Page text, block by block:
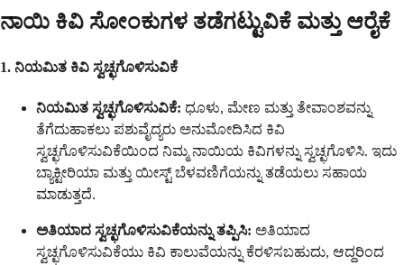
ನಾಯಿ ಕಿವಿ ಸೋಂಕುಗಳ ತಡೆಗಟ್ಟುವಿಕೆ ಮತ್ತು ಆರೈಕೆ
1. ನಿಯಮಿತ ಕಿವಿ ಸ್ವಚ್ಛಗೊಳಿಸುವಿಕೆ
ನಿಯಮಿತ ಸ್ವಚ್ಛಗೊಳಿಸುವಿಕೆ: ಧೂಳು, ಮೇಣ ಮತ್ತು ತೇವಾಂಶವನ್ನು
ತೆಗೆದುಹಾಕಲು ಪಶುವೈದ್ಯರು ಅನುಮೋದಿಸಿದ ಕಿವಿ
ಸ್ವಚ್ಛಗೊಳಿಸುವಿಕೆಯಿಂದ ನಿಮ್ಮ ನಾಯಿಯ ಕಿವಿಗಳನ್ನು ಸ್ವಚ್ಛಗೊಳಿಸಿ. ಇದು
ಬ್ಯಾಕ್ಟೀರಿಯಾ ಮತ್ತು ಯೀಸ್ಟ್ ಬೆಳವಣಿಗೆಯನ್ನು ತಡೆಯಲು ಸಹಾಯ
ಮಾಡುತ್ತದೆ.
ಅತಿಯಾದ ಸ್ವಚ್ಛಗೊಳಿಸುವಿಕೆಯನ್ನು ತಪ್ಪಿಸಿ: ಅತಿಯಾದ
ಸ್ವಚ್ಛಗೊಳಿಸುವಿಕೆಯು ಕಿವಿ ಕಾಲುವೆಯನ್ನು ಕೆರಳಿಸಬಹುದು, ಆದ್ದರಿಂದ